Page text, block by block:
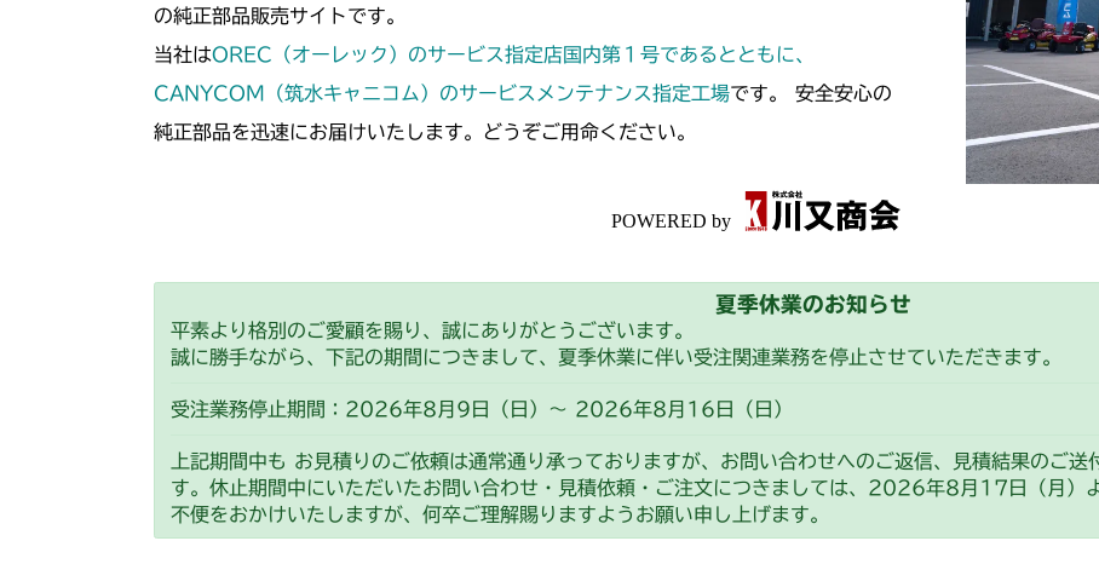
本体 FIG32 シ
本体 FIG25 シ
CMX2502
本体 FIG29 シ
本体 FIG30 シ
CMX2504
本体 FIG26 シ
CMX2508YC/
の純正部品販売サイトです。
当社はOREC（オーレック）のサービス指定店国内第１号であるとともに、
CANYCOM（筑水キャニコム）のサービスメンテナンス指定工場です。 安全安心の
純正部品を迅速にお届けいたします。どうぞご用命ください。
夏季休業のお知らせ
平素より格別のご愛顧を賜り、誠にありがとうございます。
誠に勝手ながら、下記の期間につきまして、夏季休業に伴い受注関連業務を停止させていただきます。
受注業務停止期間：2026年8月9日（日）～ 2026年8月16日（日）
上記期間中も お見積りのご依頼は通常通り承っておりますが、お問い合わせへのご返信、見積結果のご
す。休止期間中にいただいたお問い合わせ・見積依頼・ご注文につきましては、2026年8月17日（月）
不便をおかけいたしますが、何卒ご理解賜りますようお願い申し上げます。